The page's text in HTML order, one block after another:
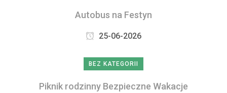
Autobus na Festyn
25-06-2026
BEZ KATEGORII
Piknik rodzinny Bezpieczne Wakacje